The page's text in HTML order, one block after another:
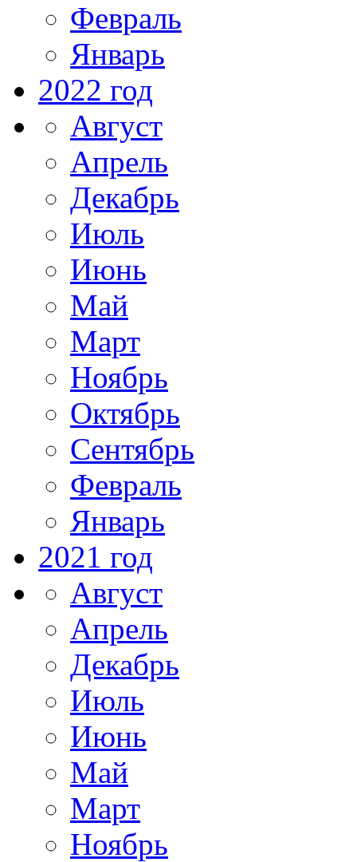
Февраль
Январь
2022 год
Август
Апрель
Декабрь
Июль
Июнь
Май
Март
Ноябрь
Октябрь
Сентябрь
Февраль
Январь
2021 год
Август
Апрель
Декабрь
Июль
Июнь
Май
Март
Ноябрь